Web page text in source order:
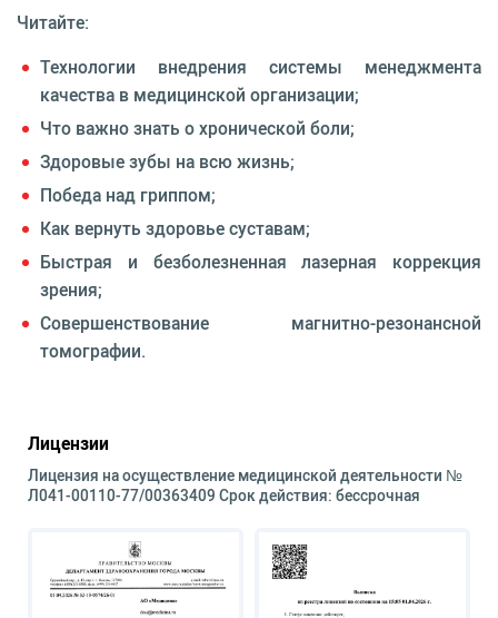
Читайте:
Технологии внедрения системы менеджмента
качества в медицинской организации;
Что важно знать о хронической боли;
Здоровые зубы на всю жизнь;
Победа над гриппом;
Как вернуть здоровье суставам;
Быстрая и безболезненная лазерная коррекция
зрения;
Совершенствование магнитно-резонансной
томографии.
Лицензии
Лицензия на осуществление медицинской деятельности №
Л041-00110-77/00363409 Срок действия: бессрочная